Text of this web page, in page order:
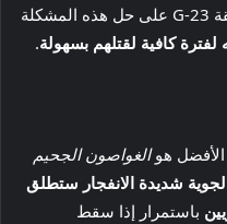
تفجيرهم بالحيل. تعمل القنبلة الصاعقة G-23 على حل هذه المشكلة
.
الأفضل هوالغواصون الجحيم
شديدة الانفجار ستطلق
باستمرار إذا سقط